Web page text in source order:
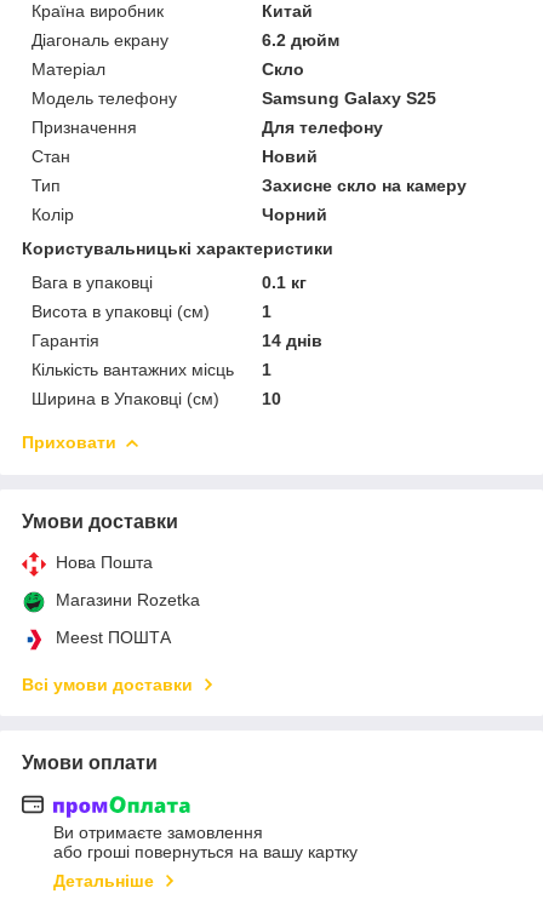
Країна виробник
Китай
Діагональ екрану
6.2 дюйм
Матеріал
Скло
Модель телефону
Samsung Galaxy S25
Призначення
Для телефону
Стан
Новий
Тип
Захисне скло на камеру
Колір
Чорний
Користувальницькі характеристики
Вага в упаковці
0.1 кг
Висота в упаковці (см)
1
Гарантія
14 днів
Кількість вантажних місць
1
Ширина в Упаковці (см)
10
Приховати
Умови доставки
Нова Пошта
Магазини Rozetka
Meest ПОШТА
Всі умови доставки
Умови оплати
Ви отримаєте замовлення
або гроші повернуться на вашу картку
Детальніше